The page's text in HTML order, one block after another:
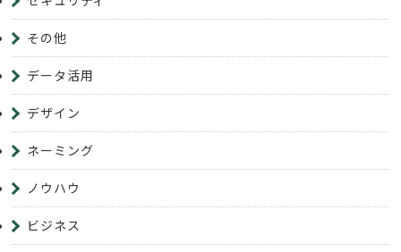
その他
データ活用
デザイン
ネーミング
ノウハウ
ビジネス